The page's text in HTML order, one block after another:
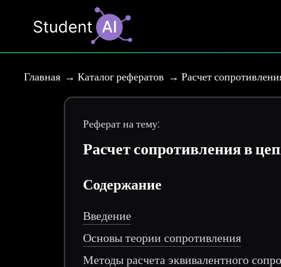
Главная Каталог рефератов Расчет
Реферат на тему:
Расчет сопротивления в
Содержание
Введение
Основы теории сопротивления
Методы расчета эквивалентного